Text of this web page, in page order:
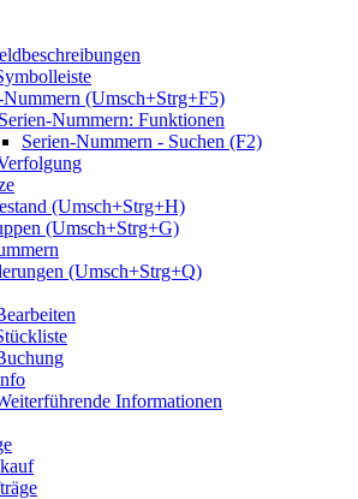
Nummern (Umsch+Strg+F5)
Serien-Nummern: Funktionen
Serien-Nummern - Suchen (F2)
(Umsch+Strg+H)
(Umsch+Strg+G)
(Umsch+Strg+Q)
Informationen